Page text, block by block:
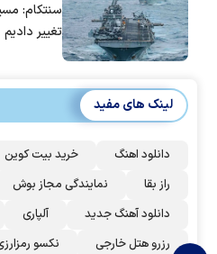
تغییر دادیم
لینک های مفید
دانلود اهنگ خرید بیت کوین
راز بقا
نمایندگی مجاز بوش
دانلود آهنگ جدید
آلپاری
رزرو هتل خارجی
نکسو